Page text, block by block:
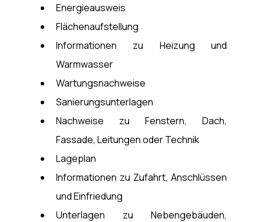
Energieausweis
Flächenaufstellung
Informationen zu Heizung und
Warmwasser
Wartungsnachweise
Sanierungsunterlagen
Nachweise zu Fenstern, Dach,
Fassade, Leitungen oder Technik
Lageplan
Informationen zu Zufahrt, Anschlüssen
und Einfriedung
Unterlagen zu Nebengebäuden,